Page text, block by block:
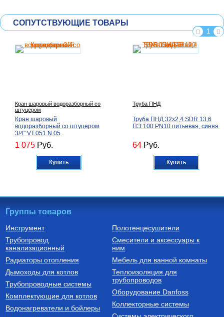
СОПУТСТВУЮЩИЕ ТОВАРЫ
1
Кран шаровый водоразборный со
штуцером
Кран шаровый
водоразборный со штуцером
3/4" VT.051.N.05
1 075 Руб.
Купить
Труба ПНД
Труба ПНД 32х2,4 SDR 13,6
ПЭ 100 PN10 питьевая, синяя
64 Руб.
Купить
Трос нержавеющий
3 мм, 7х7 (усилие разрыва 524
кг)
49Руб.
Купить
Расширительные баки для
Бак расширительный для
водоснабжения 50 л 50H
7 500Руб.
Группы товаров
Инструмент
Трубопровод
канализационный
Радиаторы отопления
Дымоходы для котлов
Трубопроводные системы
Комплектующие для котлов
Водонагреватели и бойлеры
Полотенцесушители
Смесители и аксессуары к
ним
Мебель для ванной комнаты
Теплоизоляция для
трубопроводов
Оборудование Danfoss
Коллекторные системы